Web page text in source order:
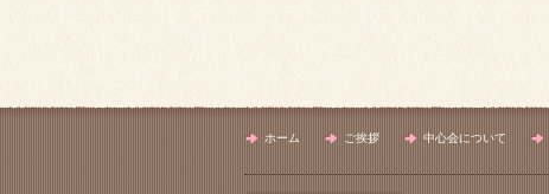
ホーム ご挨拶 中心会について